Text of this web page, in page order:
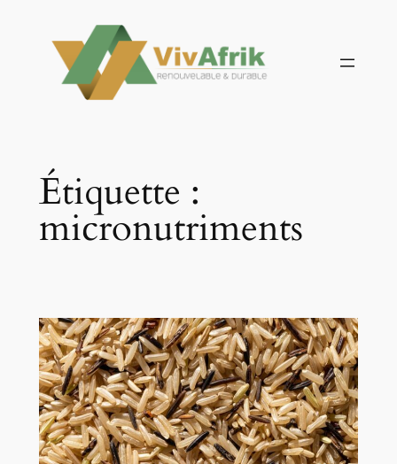
contenu
Étiquette :
micronutriments